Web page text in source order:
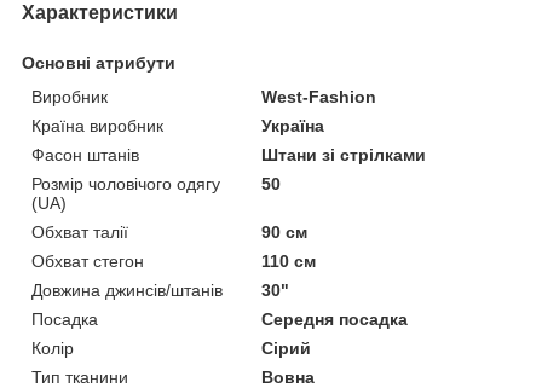
Характеристики
Основні атрибути
Виробник
West-Fashion
Країна виробник
Україна
Фасон штанів
Штани зі стрілками
Розмір чоловічого одягу
(UA)
50
Обхват талії
90 см
Обхват стегон
110 см
Довжина джинсів/штанів
30"
Посадка
Середня посадка
Колір
Сірий
Тип тканини
Вовна